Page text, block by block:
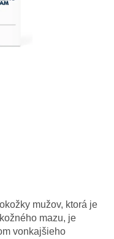
mužov, ktorá je
mazu, je
vonkajšieho